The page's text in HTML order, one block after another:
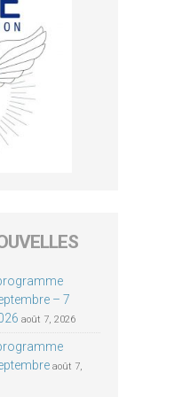
– 7
août 7, 2026
août 7,